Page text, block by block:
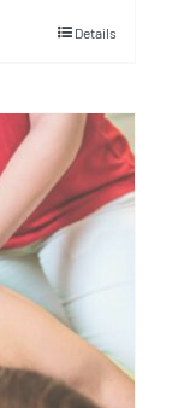
Details